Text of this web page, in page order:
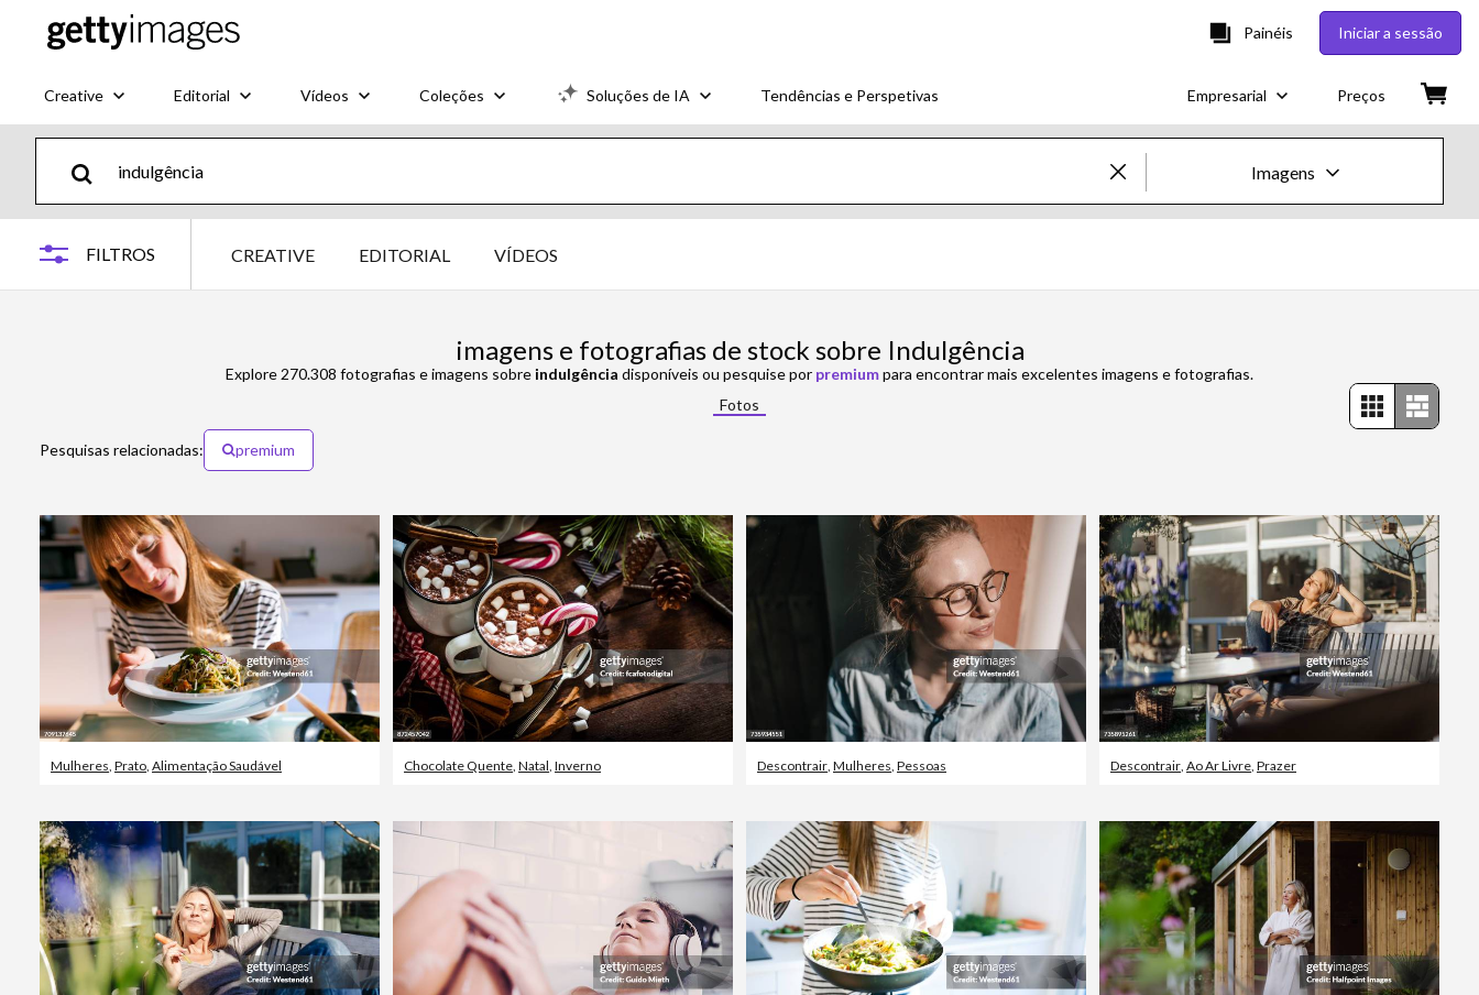
Painéis Iniciar a sessão
Creative Editorial Vídeos Coleções Soluções de IA Tendências e Perspetivas Empresarial Preços
Imagens
Editorial
Editorial
FILTROS CREATIVE EDITORIAL VÍDEOS
imagens e fotografias de stock sobre Indulgência
Explore 270.308 fotografias e imagens sobre indulgência disponíveis ou pesquise por premiumpara encontrar mais excelentes imagens e fotografias.
Fotos
Pesquisas relacionadas: premium
Mulheres, Prato, Alimentação Saudável Chocolate Quente, Natal, Inverno Descontrair, Mulheres, Pessoas Descontrair, Ao Ar Livre, Prazer